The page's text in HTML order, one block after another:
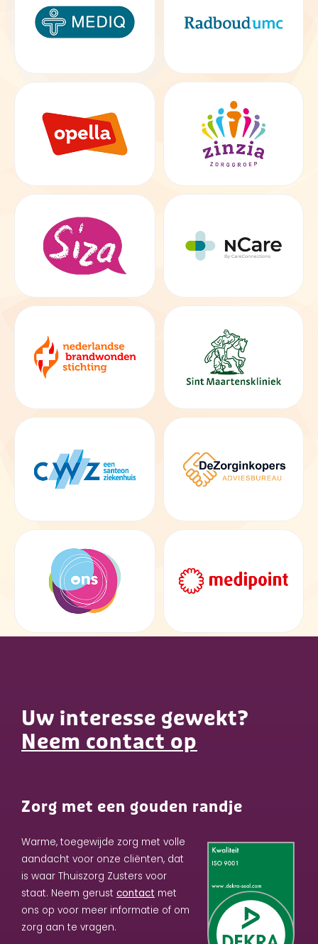
Uw interesse gewekt?
Neem contact op
Zorg met een gouden randje
Warme, toegewijde zorg met volle
aandacht voor onze cliënten, dat
is waar Thuiszorg Zusters voor
staat. Neem gerust contact met
ons op voor meer informatie of om
zorg aan te vragen.